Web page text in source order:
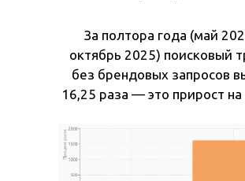
За полтора года (май
октябрь 2025) поисковый
без брендовых запросов
16,25 раза — это прирост